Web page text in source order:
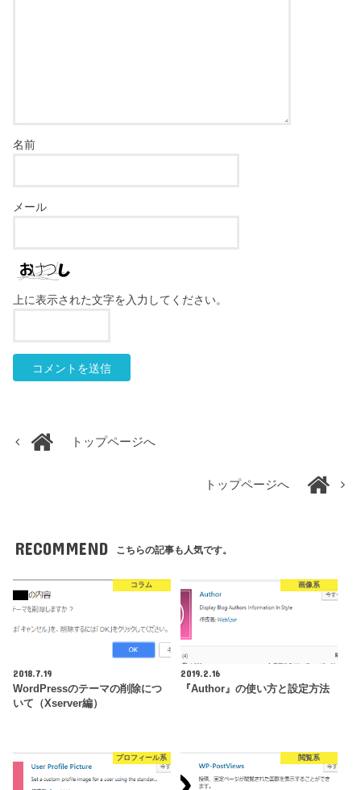
名前
メール
上に表示された文字を入力してください。
トップページへ
トップページへ
RECOMMEND こちらの記事も人気です。
コラム
2018.7.19
WordPressのテーマの削除につ
いて（Xserver編）
画像系
2019.2.16
『Author』の使い方と設定方法
プロフィール系 閲覧系